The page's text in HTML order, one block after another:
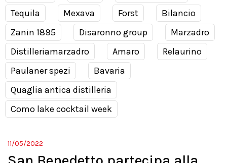
Tequila
Mexava Forst
Bilancio
Zanin 1895
Disaronno group
Marzadro
Distilleriamarzadro
Amaro
Relaurino
Paulaner spezi
Bavaria
Quaglia antica distilleria
Como lake cocktail week
11/05/2022